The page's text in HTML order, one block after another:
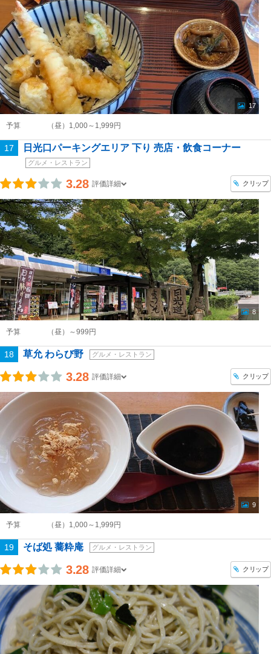
17
予算 （昼）1,000～1,999円
17 日光口パーキングエリア 下り 売店・飲食コーナー
グルメ・レストラン
3.28 評価詳細 クリップ
8
予算 （昼）～999円
18 草允 わらび野 グルメ・レストラン
3.28 評価詳細 クリップ
9
予算 （昼）1,000～1,999円
19 そば処 蕎粋庵 グルメ・レストラン
3.28 評価詳細 クリップ